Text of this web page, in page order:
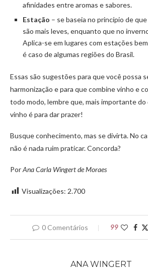
afinidades entre aromas e sabores.
Estação – se baseia no princípio de
são mais leves, enquanto que no
Aplica-se em lugares com estações
é caso de algumas regiões do Brasil.
Essas são sugestões para que você possa
harmonização e para que combine vinho e
todo modo, lembre que, mais importante do
vinho é para dar prazer!
Busque conhecimento, mas se divirta. No
não é nada ruim praticar. Concorda?
PorAna Carla Wingert de Moraes
Visualizações: 2.700
0 Comentários 99
ANA WINGERT